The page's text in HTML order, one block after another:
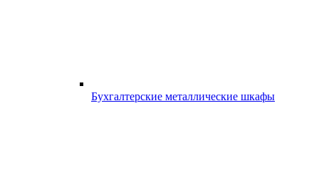
Бухгалтерские металлические шкафы